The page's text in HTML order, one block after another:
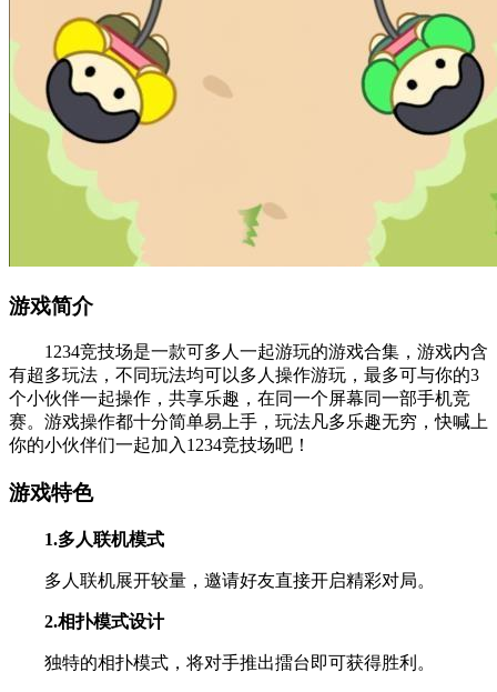
游戏简介
1234竞技场是一款可多人一起游玩的游戏合集，游戏内含
有超多玩法，不同玩法均可以多人操作游玩，最多可与你的3
个小伙伴一起操作，共享乐趣，在同一个屏幕同一部手机竞
赛。游戏操作都十分简单易上手，玩法凡多乐趣无穷，快喊上
你的小伙伴们一起加入1234竞技场吧！
游戏特色
1.多人联机模式
多人联机展开较量，邀请好友直接开启精彩对局。
2.相扑模式设计
独特的相扑模式，将对手推出擂台即可获得胜利。